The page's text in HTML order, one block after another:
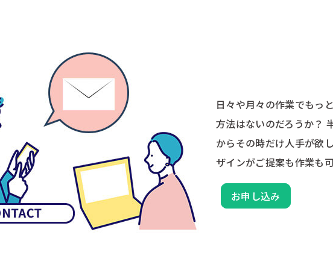
日々や月々の作業でもっ
方法はないのだろうか？
からその時だけ人手が欲
ザインがご提案も作業も
お申し込み